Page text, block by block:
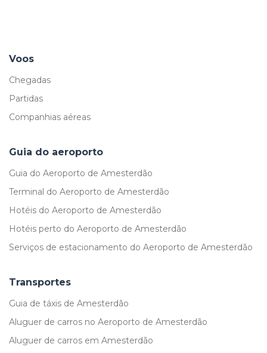
Voos
Chegadas
Partidas
Companhias aéreas
Guia do aeroporto
Guia do Aeroporto de Amesterdão
Terminal do Aeroporto de Amesterdão
Hotéis do Aeroporto de Amesterdão
Hotéis perto do Aeroporto de Amesterdão
Serviços de estacionamento do Aeroporto de Amesterdão
Transportes
Guia de táxis de Amesterdão
Aluguer de carros no Aeroporto de Amesterdão
Aluguer de carros em Amesterdão